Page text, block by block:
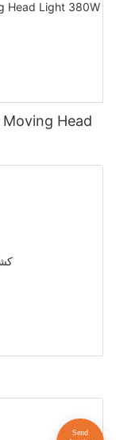
Head